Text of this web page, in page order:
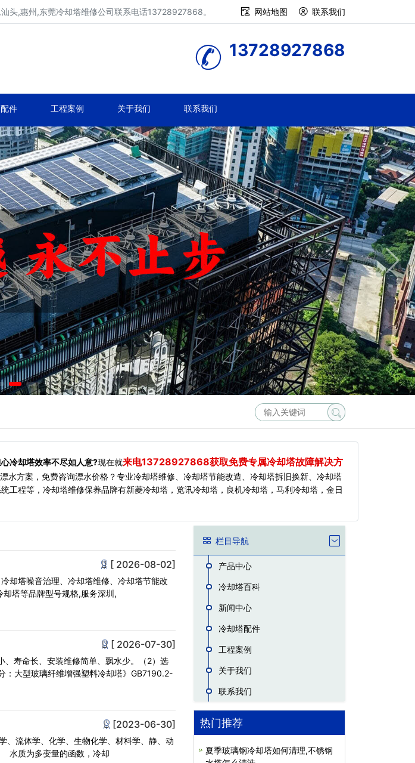
头,惠州,东莞冷却塔维修公司联系电话13728927868。 网站地图 联系我们
13728927868
件 工程案例 关于我们 联系我们
冷却塔效率不尽如人意?现在就来电13728927868获取免费专属冷却塔故障解决方
水方案，免费咨询漂水价格？专业冷却塔维修、冷却塔节能改造、冷却塔拆旧换新、冷却塔
程等，冷却塔维修保养品牌有新菱冷却塔，览讯冷却塔，良机冷却塔，马利冷却塔，金日
[ 2026-08-02]
却塔噪音治理、冷却塔维修、冷却塔节能改
塔等品牌型号规格,服务深圳,
[ 2026-07-30]
、寿命长、安装维修简单、飘水少。（2）选
：大型玻璃纤维增强塑料冷却塔》GB7190.2-
[2023-06-30]
、流体学、化学、生物化学、材料学、静、动
水质为多变量的函数，冷却
栏目导航
产品中心
冷却塔百科
新闻中心
冷却塔配件
工程案例
关于我们
联系我们
热门推荐
夏季玻璃钢冷却塔如何清理,不锈钢